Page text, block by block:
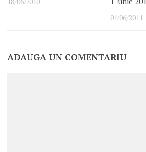
18/06/2010
01/06/2011
ADAUGA UN COMENTARIU